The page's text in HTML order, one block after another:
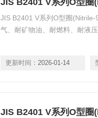
JIS B2401 V系列O型
JIS B2401 V系列O型圈
气、耐矿物油、耐燃料、耐液
更新时间： 2026-01-14
JIS B2401 V系列O型